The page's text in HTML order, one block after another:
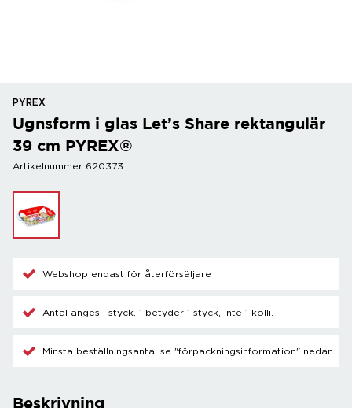
PYREX
Ugnsform i glas Let’s Share rektangulär
39 cm PYREX®
Artikelnummer 620373
Webshop endast för återförsäljare
Antal anges i styck. 1 betyder 1 styck, inte 1 kolli.
Minsta beställningsantal se "förpackningsinformation" nedan
Beskrivning